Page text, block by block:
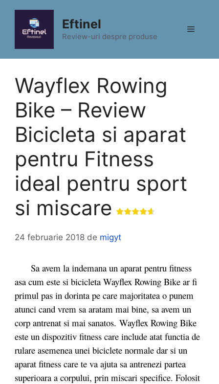
conținut
Eftinel
Review-uri despre produse
Meniu
Wayflex Rowing
Bike – Review
Bicicleta si aparat
pentru Fitness
ideal pentru sport
si miscare
24 februarie 2018 de migyt
Sa avem la indemana un aparat pentru fitness
asa cum este si bicicleta Wayflex Rowing Bike ar fi
primul pas in dorinta pe care majoritatea o punem
atunci cand vrem sa aratam mai bine, sa avem un
corp antrenat si mai sanatos. Wayflex Rowing Bike
este un dispozitiv fitness care include atat functia de
rulare asemenea unei biciclete normale dar si un
aparat fitness care te va ajuta sa antrenezi partea
superioara a corpului, prin miscari specifice. Folosit